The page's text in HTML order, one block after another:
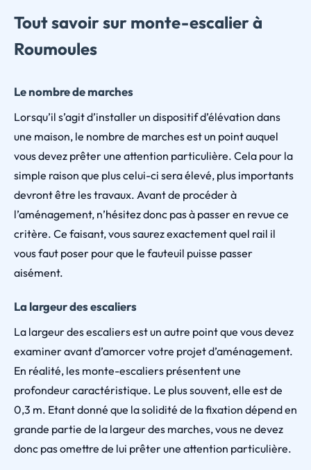
Tout savoir sur monte-escalier à
Roumoules
Le nombre de marches
Lorsqu’il s’agit d’installer un dispositif d’élévation dans
une maison, le nombre de marches est un point auquel
vous devez prêter une attention particulière. Cela pour la
simple raison que plus celui-ci sera élevé, plus importants
devront être les travaux. Avant de procéder à
l’aménagement, n’hésitez donc pas à passer en revue ce
critère. Ce faisant, vous saurez exactement quel rail il
vous faut poser pour que le fauteuil puisse passer
aisément.
La largeur des escaliers
La largeur des escaliers est un autre point que vous devez
examiner avant d’amorcer votre projet d’aménagement.
En réalité, les monte-escaliers présentent une
profondeur caractéristique. Le plus souvent, elle est de
0,3 m. Etant donné que la solidité de la fixation dépend en
grande partie de la largeur des marches, vous ne devez
donc pas omettre de lui prêter une attention particulière.